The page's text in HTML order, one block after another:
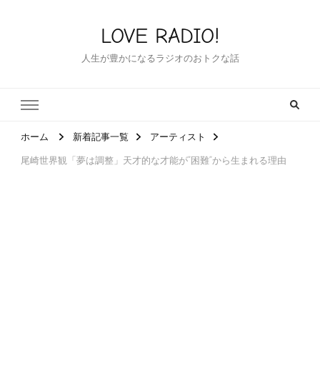
LOVE RADIO!
人生が豊かになるラジオのおトクな話
ホーム 新着記事一覧 アーティスト
尾崎世界観「夢は調整」天才的な才能が”困難”から生まれる理由